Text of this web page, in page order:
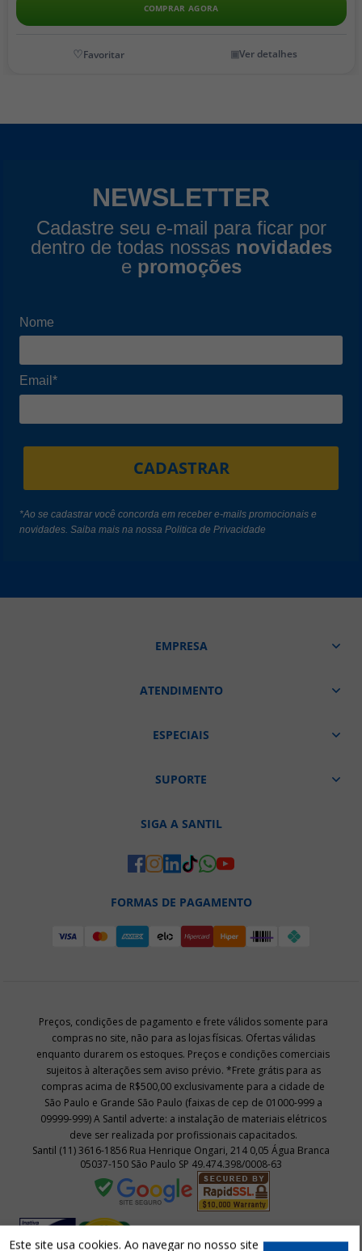
Este site usa cookies. Ao navegar no nosso site
COMPRAR AGORA
Ver detalhes
NEWSLETTER
Cadastre seu e-mail para ficar por
dentro de todas nossas novidades
e promoções
Nome
Email*
CADASTRAR
*Ao se cadastrar você concorda em receber e-mails promocionais e
novidades. Saiba mais na nossaPolitica de Privacidade
EMPRESA
ATENDIMENTO
ESPECIAIS
SUPORTE
SIGA A SANTIL
FORMAS DE PAGAMENTO
Santil (11) 3616-1856 Rua Henrique Ongari, 214 0,05 Água Branca
05037-150 São Paulo SP 49.474.398/0008-63
Preços, condições de pagamento e frete válidos somente para
compras no site, não para as lojas físicas. Ofertas válidas
enquanto durarem os estoques. Preços e condições comerciais
sujeitos à alterações sem aviso prévio. *Frete grátis para as
compras acima de R$500,00 exclusivamente para a cidade de
São Paulo e Grande São Paulo (faixas de cep de 01000-999 a
09999-999) A Santil adverte: a instalação de materiais elétricos
deve ser realizada por profissionais capacitados.